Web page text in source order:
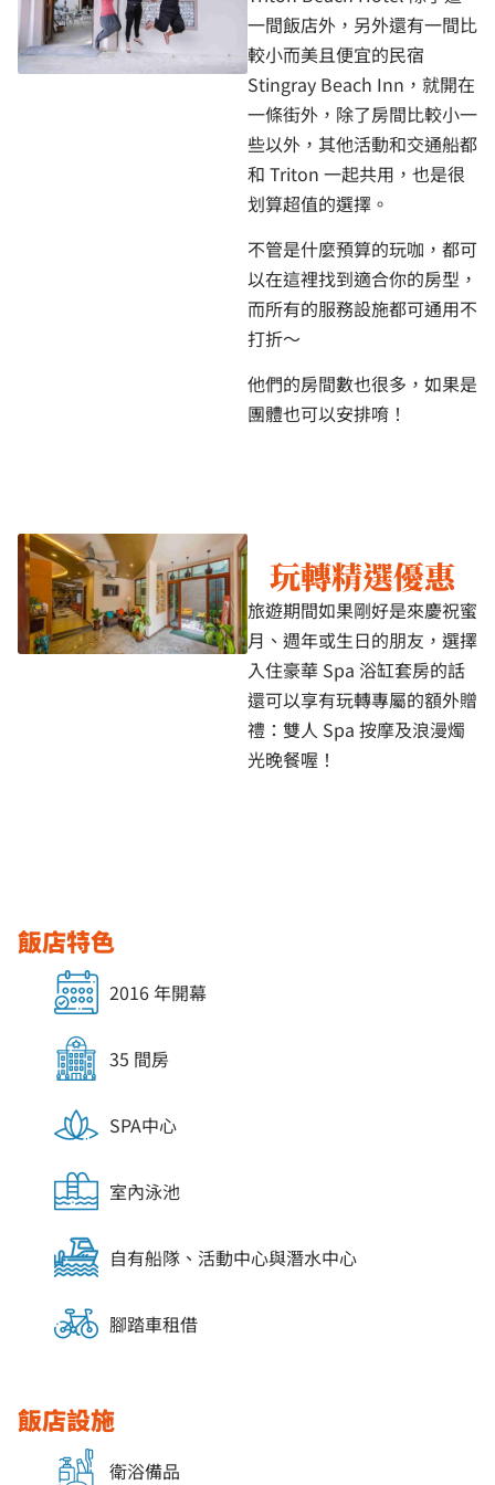
一間飯店外，另外還有一間比
較小而美且便宜的民宿
Stingray Beach Inn，就開在
一條街外，除了房間比較小一
些以外，其他活動和交通船都
和 Triton 一起共用，也是很
划算超值的選擇。
不管是什麼預算的玩咖，都可
以在這裡找到適合你的房型，
而所有的服務設施都可通用不
打折～
他們的房間數也很多，如果是
團體也可以安排唷！
玩轉精選優惠
旅遊期間如果剛好是來慶祝蜜
月、週年或生日的朋友，選擇
入住豪華 Spa 浴缸套房的話
還可以享有玩轉專屬的額外贈
禮：雙人 Spa 按摩及浪漫燭
光晚餐喔！
飯店特色
2016 年開幕
35 間房
SPA中心
室內泳池
自有船隊、活動中心與潛水中心
腳踏車租借
飯店設施
衛浴備品